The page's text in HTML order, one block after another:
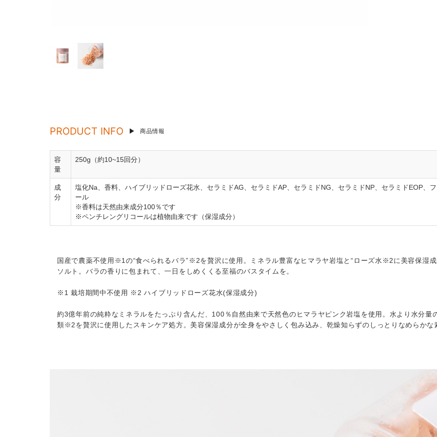
PRODUCT INFO 商品情報
容
量
250g（約10~15回分）
成
分
塩化Na、香料、ハイブリッドローズ花水、セラミドAG、セラミドAP、セラミドNG、セラミドNP、セラミドEOP、
ール
※香料は天然由来成分100％です
※ペンチレングリコールは植物由来です（保湿成分）
国産で農薬不使用※1の“食べられるバラ”※2を贅沢に使用。ミネラル豊富なヒマラヤ岩塩と“ローズ水※2に美容保湿
ソルト。バラの香りに包まれて、一日をしめくくる至福のバスタイムを。
※1 栽培期間中不使用 ※2 ハイブリッドローズ花水(保湿成分)
約3億年前の純粋なミネラルをたっぷり含んだ、100％自然由来で天然色のヒマラヤピンク岩塩を使用。水より水分
類※2を贅沢に使用したスキンケア処方。美容保湿成分が全身をやさしく包み込み、乾燥知らずのしっとりなめらかな